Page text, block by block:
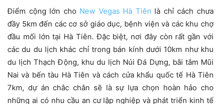
Điểm cộng lớn cho New Vegas Hà Tiên là chỉ cách chưa
đầy 5km đến các cơ sở giáo dục, bệnh viện và các khu chợ
đầu mối lớn tại Hà Tiên. Đặc biệt, nơi đây còn rất gần với
các du du lịch khác chỉ trong bán kính dưới 10km như khu
du lịch Thạch Động, khu du lịch Núi Đá Dựng, bãi tắm Mũi
Nai và bến tàu Hà Tiên và cách cửa khẩu quốc tế Hà Tiên
7km, dự án chắc chắn sẽ là sự lựa chọn hoàn hảo cho
những ai có nhu cầu an cư lập nghiệp và phát triển kinh tế